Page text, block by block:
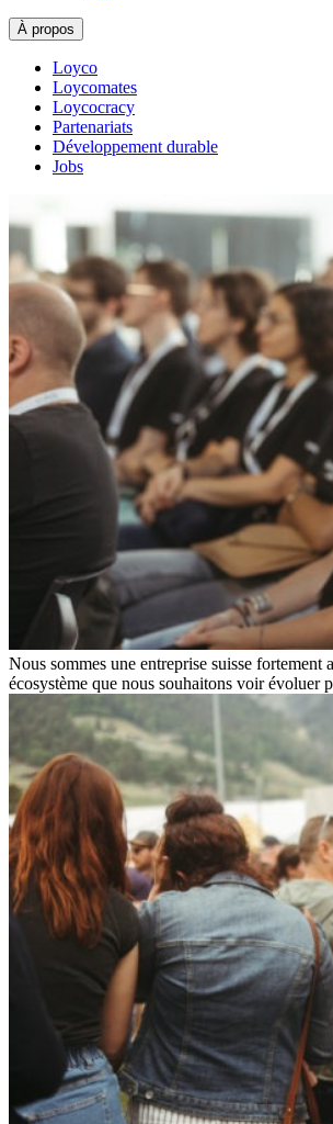
À propos
Loyco
Loycomates
Loycocracy
Partenariats
Développement durable
Jobs
Nous sommes une entreprise suisse fortement
écosystème que nous souhaitons voir évoluer